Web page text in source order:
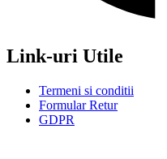
Link-uri Utile
Termeni si conditii
Formular Retur
GDPR